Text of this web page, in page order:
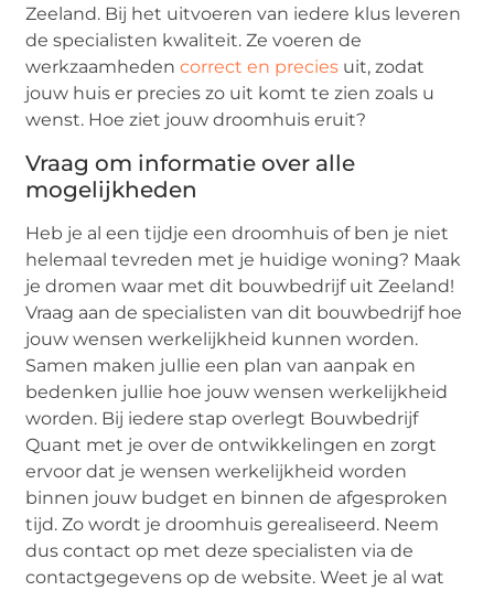
Zeeland. Bij het uitvoeren van iedere klus leveren
de specialisten kwaliteit. Ze voeren de
werkzaamhedencorrect en precies uit, zodat
jouw huis er precies zo uit komt te zien zoals u
wenst. Hoe ziet jouw droomhuis eruit?
Vraag om informatie over alle
mogelijkheden
Heb je al een tijdje een droomhuis of ben je niet
helemaal tevreden met je huidige woning? Maak
je dromen waar met dit bouwbedrijf uit Zeeland!
Vraag aan de specialisten van dit bouwbedrijf hoe
jouw wensen werkelijkheid kunnen worden.
Samen maken jullie een plan van aanpak en
bedenken jullie hoe jouw wensen werkelijkheid
worden. Bij iedere stap overlegt Bouwbedrijf
Quant met je over de ontwikkelingen en zorgt
ervoor dat je wensen werkelijkheid worden
binnen jouw budget en binnen de afgesproken
tijd. Zo wordt je droomhuis gerealiseerd. Neem
dus contact op met deze specialisten via de
contactgegevens op de website. Weet je al wat